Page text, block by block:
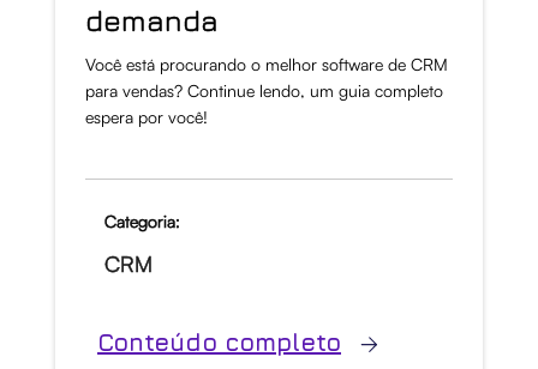
demanda
Você está procurando o melhor software de CRM
para vendas? Continue lendo, um guia completo
espera por você!
Categoria:
CRM
Conteúdo completo